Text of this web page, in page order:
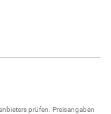
prüfen. Preisangaben